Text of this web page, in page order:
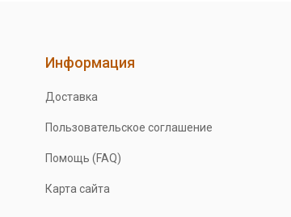
Информация
Доставка
Пользовательское соглашение
Помощь (FAQ)
Карта сайта